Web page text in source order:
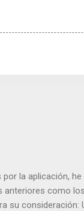
la aplicación,
anteriores como
su consideración: